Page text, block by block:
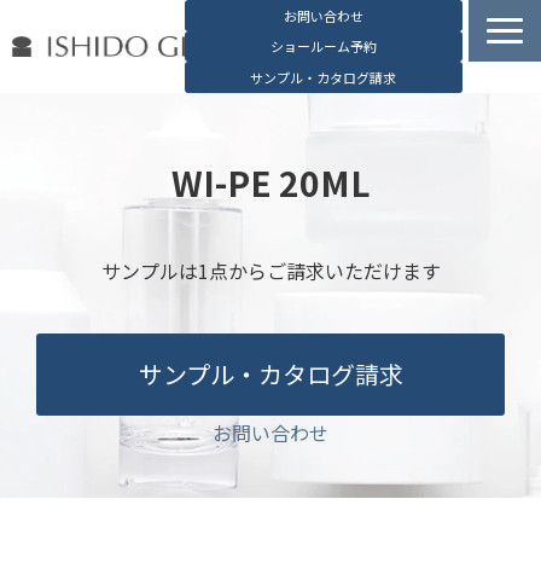
お問い合わせ
ショールーム予約
サンプル・カタログ請求
石堂硝子の特長
お役立ち資料
ブログ
会社概要
English
WI-PE 20ML
サンプルは1点からご請求いただけます
サンプル・カタログ請求
お問い合わせ